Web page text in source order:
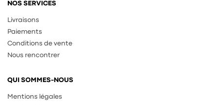
NOS SERVICES
Livraisons
Paiements
Conditions de vente
Nous rencontrer
QUI SOMMES-NOUS
Mentions légales